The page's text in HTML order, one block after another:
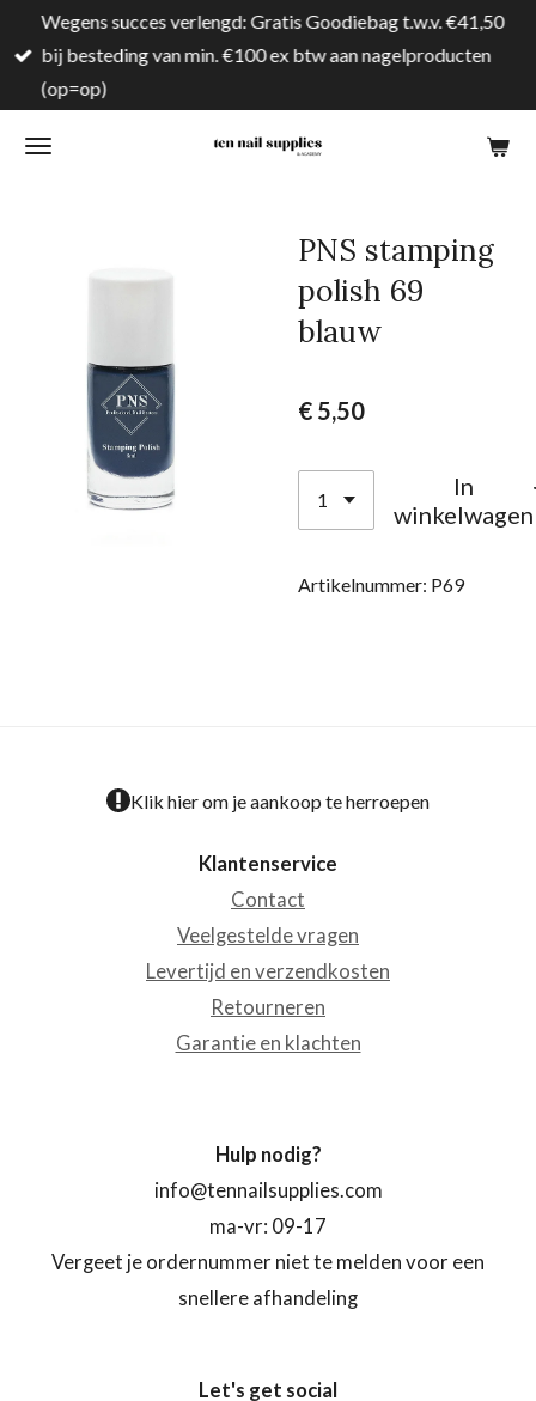
direct
naar
hoofdinhoud
Wegens succes verlengd: Gratis Goodiebag t.w.v. €41,50
bij besteding van min. €100 ex btw aan nagelproducten
(op=op)
PNS stamping
polish 69
blauw
€ 5,50
In
winkelwagen
Artikelnummer: P69
Klik hier om je aankoop te herroepen
Klantenservice
Contact
Veelgestelde vragen
Levertijd en verzendkosten
Retourneren
Garantie en klachten
Hulp nodig?
info@tennailsupplies.com
ma-vr: 09-17
Vergeet je ordernummer niet te melden voor een
snellere afhandeling
Let's get social